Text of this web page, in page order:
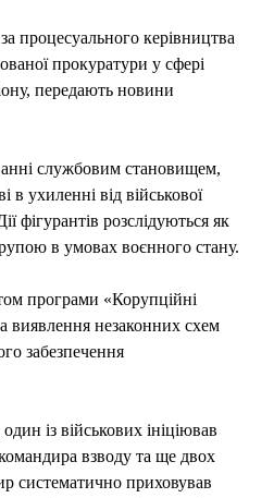
процесуального керівництва
прокуратури у сфері
передають новини
службовим становищем,
в ухиленні від військової
фігурантів розслідуються як
в умовах воєнного стану.
програми «Корупційні
виявлення незаконних схем
забезпечення
із військових ініціював
взводу та ще двох
систематично приховував